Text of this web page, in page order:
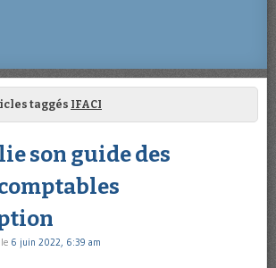
taggés IFACI
son guide des
le 6 juin 2022, 6:39 am